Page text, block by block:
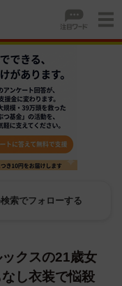
索でフォローする
クスの21歳女
し衣装で悩殺